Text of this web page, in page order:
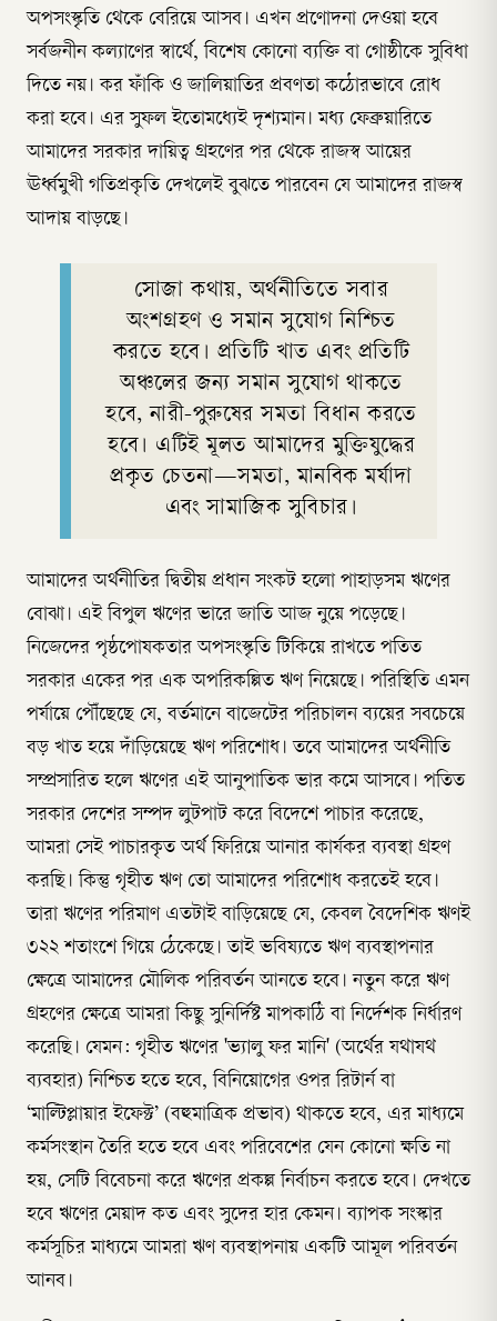
অপসংস্কৃতি থেকে বেরিয়ে আসব। এখন প্রণোদনা দেওয়া হবে
সর্বজনীন কল্যাণের স্বার্থে, বিশেষ কোনো ব্যক্তি বা গোষ্ঠীকে সুবিধা
দিতে নয়। কর ফাঁকি ও জালিয়াতির প্রবণতা কঠোরভাবে রোধ
করা হবে। এর সুফল ইতোমধ্যেই দৃশ্যমান। মধ্য ফেব্রুয়ারিতে
আমাদের সরকার দায়িত্ব গ্রহণের পর থেকে রাজস্ব আয়ের
ঊর্ধ্বমুখী গতিপ্রকৃতি দেখলেই বুঝতে পারবেন যে আমাদের রাজস্ব
আদায় বাড়ছে।
সোজা কথায়, অর্থনীতিতে সবার
অংশগ্রহণ ও সমান সুযোগ নিশ্চিত
করতে হবে। প্রতিটি খাত এবং প্রতিটি
অঞ্চলের জন্য সমান সুযোগ থাকতে
হবে, নারী-পুরুষের সমতা বিধান করতে
হবে। এটিই মূলত আমাদের মুক্তিযুদ্ধের
প্রকৃত চেতনা—সমতা, মানবিক মর্যাদা
এবং সামাজিক সুবিচার।
আমাদের অর্থনীতির দ্বিতীয় প্রধান সংকট হলো পাহাড়সম ঋণের
বোঝা। এই বিপুল ঋণের ভারে জাতি আজ নুয়ে পড়েছে।
নিজেদের পৃষ্ঠপোষকতার অপসংস্কৃতি টিকিয়ে রাখতে পতিত
সরকার একের পর এক অপরিকল্পিত ঋণ নিয়েছে। পরিস্থিতি এমন
পর্যায়ে পৌঁছেছে যে, বর্তমানে বাজেটের পরিচালন ব্যয়ের সবচেয়ে
বড় খাত হয়ে দাঁড়িয়েছে ঋণ পরিশোধ। তবে আমাদের অর্থনীতি
সম্প্রসারিত হলে ঋণের এই আনুপাতিক ভার কমে আসবে। পতিত
সরকার দেশের সম্পদ লুটপাট করে বিদেশে পাচার করেছে,
আমরা সেই পাচারকৃত অর্থ ফিরিয়ে আনার কার্যকর ব্যবস্থা গ্রহণ
করছি। কিন্তু গৃহীত ঋণ তো আমাদের পরিশোধ করতেই হবে।
তারা ঋণের পরিমাণ এতটাই বাড়িয়েছে যে, কেবল বৈদেশিক ঋণই
৩২২ শতাংশে গিয়ে ঠেকেছে। তাই ভবিষ্যতে ঋণ ব্যবস্থাপনার
ক্ষেত্রে আমাদের মৌলিক পরিবর্তন আনতে হবে। নতুন করে ঋণ
গ্রহণের ক্ষেত্রে আমরা কিছু সুনির্দিষ্ট মাপকাঠি বা নির্দেশক নির্ধারণ
করেছি। যেমন: গৃহীত ঋণের 'ভ্যালু ফর মানি' (অর্থের যথাযথ
ব্যবহার) নিশ্চিত হতে হবে, বিনিয়োগের ওপর রিটার্ন বা
‘মাল্টিপ্লায়ার ইফেক্ট’ (বহুমাত্রিক প্রভাব) থাকতে হবে, এর মাধ্যমে
কর্মসংস্থান তৈরি হতে হবে এবং পরিবেশের যেন কোনো ক্ষতি না
হয়, সেটি বিবেচনা করে ঋণের প্রকল্প নির্বাচন করতে হবে। দেখতে
হবে ঋণের মেয়াদ কত এবং সুদের হার কেমন। ব্যাপক সংস্কার
কর্মসূচির মাধ্যমে আমরা ঋণ ব্যবস্থাপনায় একটি আমূল পরিবর্তন
আনব।